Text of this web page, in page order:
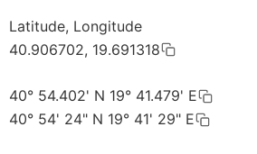
Latitude, Longitude
40.906702, 19.691318
40° 54.402' N 19° 41.479' E
40° 54' 24" N 19° 41' 29" E